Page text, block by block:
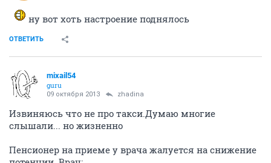
ну вот хоть настроение поднялось
ОТВЕТИТЬ
mixail54
guru
09 октября 2013 zhadina
Извиняюсь что не про такси.Думаю многие
слышали... но жизненно
Пенсионер на приеме у врача жалуется на снижение